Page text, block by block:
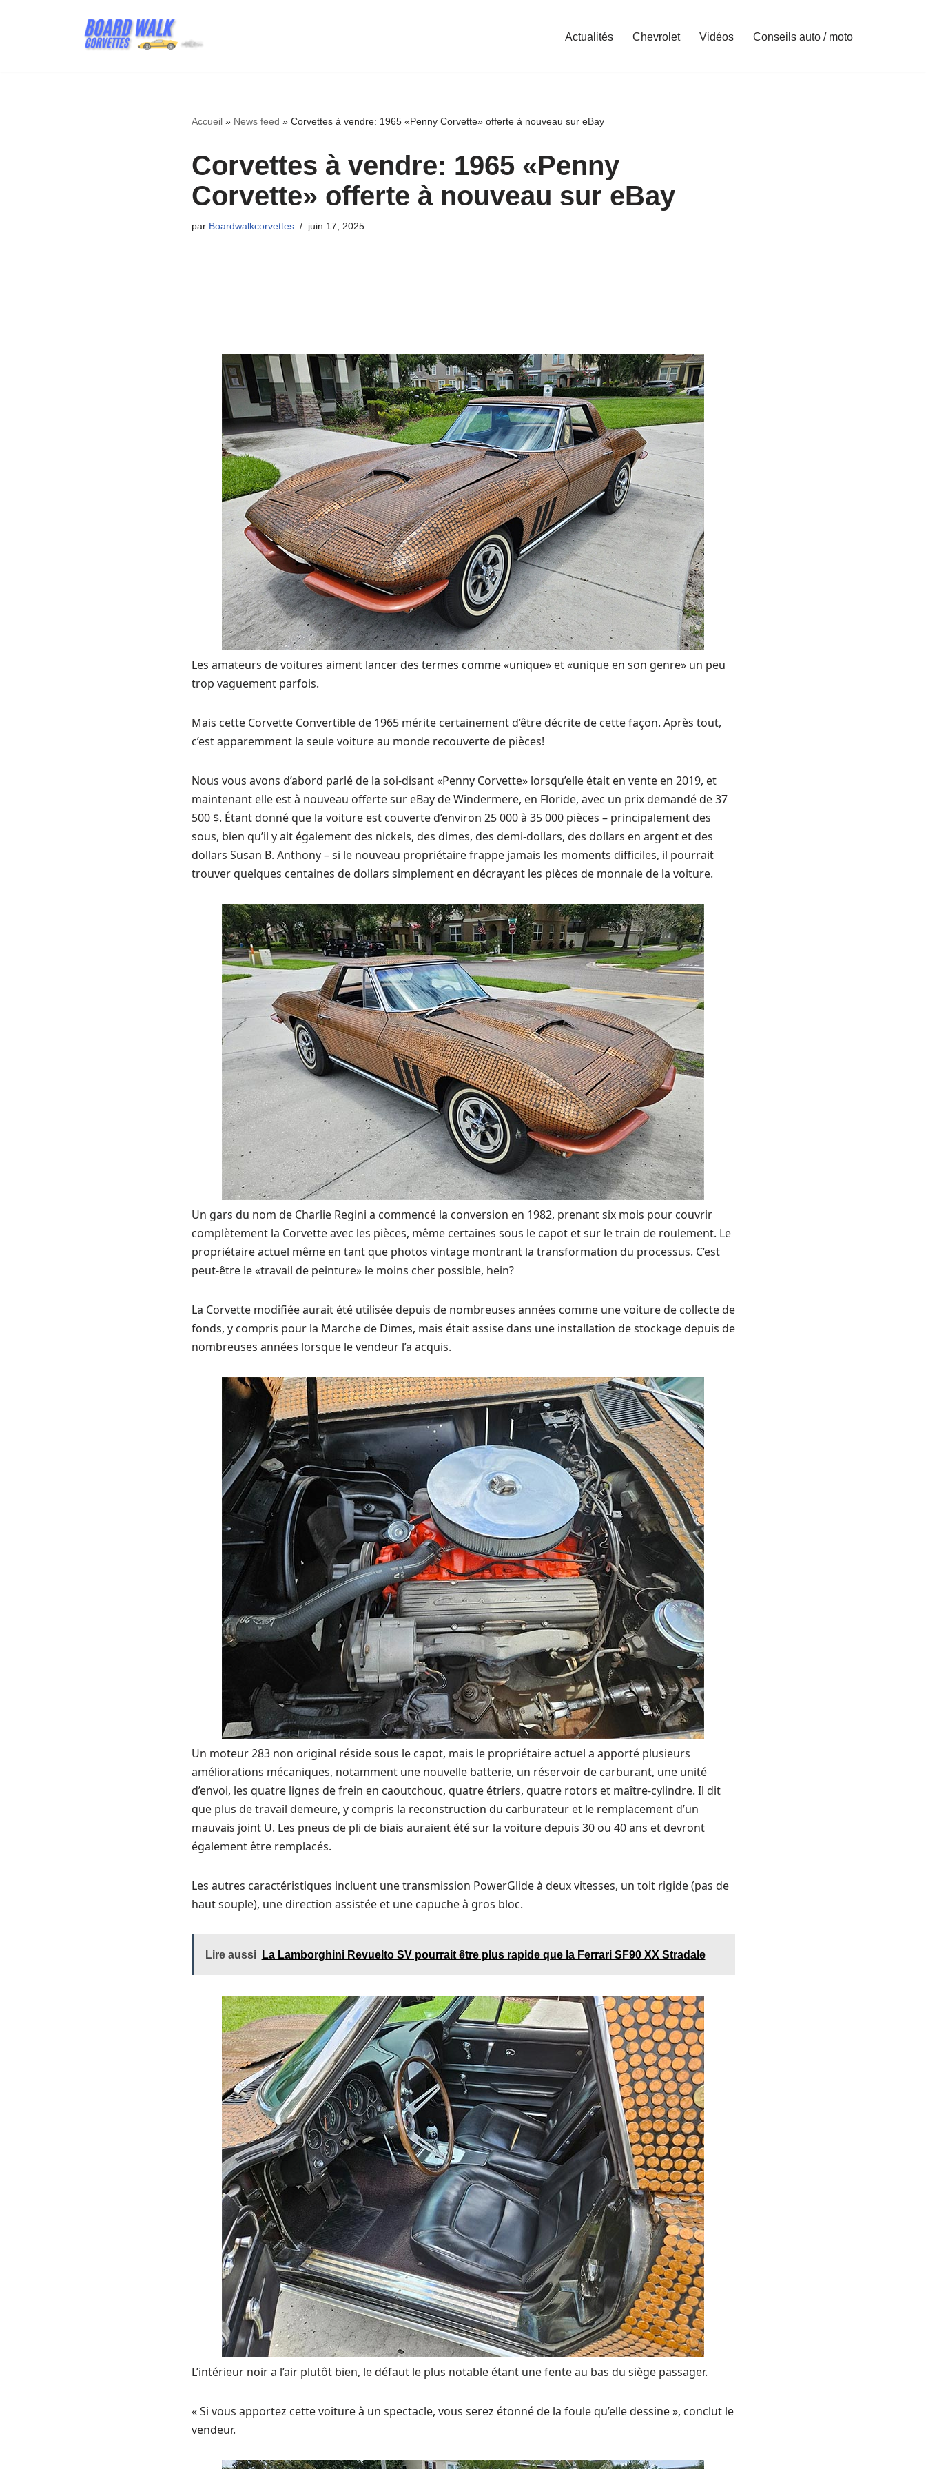
Actualités Chevrolet Vidéos Conseils auto / moto
Accueil» News feed » Corvettes à vendre: 1965 «Penny Corvette» offerte à nouveau sur eBay
Corvettes à vendre: 1965 «Penny
Corvette» offerte à nouveau sur eBay
par Boardwalkcorvettes juin 17, 2025
Les amateurs de voitures aiment lancer des termes comme «unique» et «unique en son genre» un peu
trop vaguement parfois.
Mais cette Corvette Convertible de 1965 mérite certainement d’être décrite de cette façon. Après tout,
c’est apparemment la seule voiture au monde recouverte de pièces!
Nous vous avons d’abord parlé de la soi-disant «Penny Corvette» lorsqu’elle était en vente en 2019, et
maintenant elle est à nouveau offerte sur eBay de Windermere, en Floride, avec un prix demandé de 37
500 $. Étant donné que la voiture est couverte d’environ 25 000 à 35 000 pièces – principalement des
sous, bien qu’il y ait également des nickels, des dimes, des demi-dollars, des dollars en argent et des
dollars Susan B. Anthony – si le nouveau propriétaire frappe jamais les moments difficiles, il pourrait
trouver quelques centaines de dollars simplement en décrayant les pièces de monnaie de la voiture.
Un gars du nom de Charlie Regini a commencé la conversion en 1982, prenant six mois pour couvrir
complètement la Corvette avec les pièces, même certaines sous le capot et sur le train de roulement. Le
propriétaire actuel même en tant que photos vintage montrant la transformation du processus. C’est
peut-être le «travail de peinture» le moins cher possible, hein?
La Corvette modifiée aurait été utilisée depuis de nombreuses années comme une voiture de collecte de
fonds, y compris pour la Marche de Dimes, mais était assise dans une installation de stockage depuis de
nombreuses années lorsque le vendeur l’a acquis.
Un moteur 283 non original réside sous le capot, mais le propriétaire actuel a apporté plusieurs
améliorations mécaniques, notamment une nouvelle batterie, un réservoir de carburant, une unité
d’envoi, les quatre lignes de frein en caoutchouc, quatre étriers, quatre rotors et maître-cylindre. Il dit
que plus de travail demeure, y compris la reconstruction du carburateur et le remplacement d’un
mauvais joint U. Les pneus de pli de biais auraient été sur la voiture depuis 30 ou 40 ans et devront
également être remplacés.
Les autres caractéristiques incluent une transmission PowerGlide à deux vitesses, un toit rigide (pas de
haut souple), une direction assistée et une capuche à gros bloc.
Lire aussi La Lamborghini Revuelto SV pourrait être plus rapide que la Ferrari SF90 XX Stradale
L’intérieur noir a l’air plutôt bien, le défaut le plus notable étant une fente au bas du siège passager.
« Si vous apportez cette voiture à un spectacle, vous serez étonné de la foule qu’elle dessine », conclut le
vendeur.